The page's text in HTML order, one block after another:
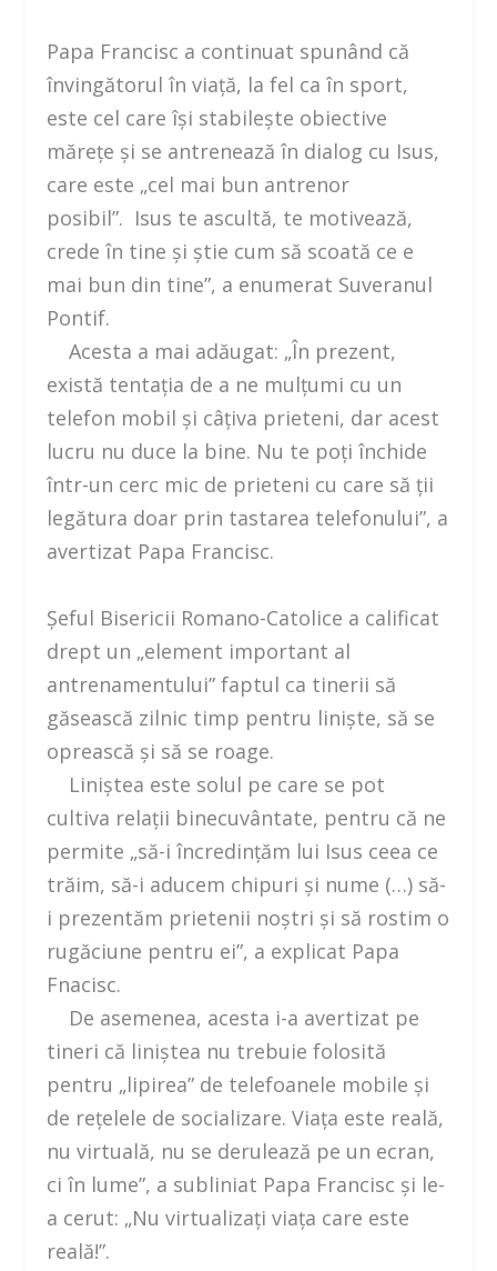
Papa Francisc a continuat spunând că
învingătorul în viaţă, la fel ca în sport,
este cel care îşi stabileşte obiective
măreţe şi se antrenează în dialog cu Isus,
care este „cel mai bun antrenor
posibil”. Isus te ascultă, te motivează,
crede în tine şi ştie cum să scoată ce e
mai bun din tine”, a enumerat Suveranul
Pontif.
Acesta a mai adăugat: „În prezent,
există tentaţia de a ne mulţumi cu un
telefon mobil şi câţiva prieteni, dar acest
lucru nu duce la bine. Nu te poţi închide
într-un cerc mic de prieteni cu care să ţii
legătura doar prin tastarea telefonului”, a
avertizat Papa Francisc.
Şeful Bisericii Romano-Catolice a calificat
drept un „element important al
antrenamentului” faptul ca tinerii să
găsească zilnic timp pentru linişte, să se
oprească şi să se roage.
Liniştea este solul pe care se pot
cultiva relaţii binecuvântate, pentru că ne
permite „să-i încredinţăm lui Isus ceea ce
trăim, să-i aducem chipuri şi nume (…) să-
i prezentăm prietenii noştri şi să rostim o
rugăciune pentru ei”, a explicat Papa
Fnacisc.
De asemenea, acesta i-a avertizat pe
tineri că liniştea nu trebuie folosită
pentru „lipirea” de telefoanele mobile şi
de reţelele de socializare. Viaţa este reală,
nu virtuală, nu se derulează pe un ecran,
ci în lume”, a subliniat Papa Francisc şi le-
a cerut: „Nu virtualizaţi viaţa care este
reală!”.